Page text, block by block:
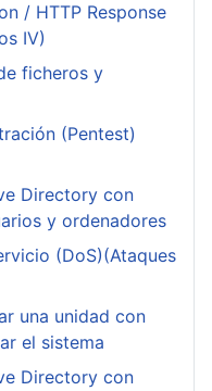
/ HTTP Response
IV)
ficheros y
(Pentest)
Directory con
y ordenadores
(DoS)(Ataques
una unidad con
el sistema
Directory con